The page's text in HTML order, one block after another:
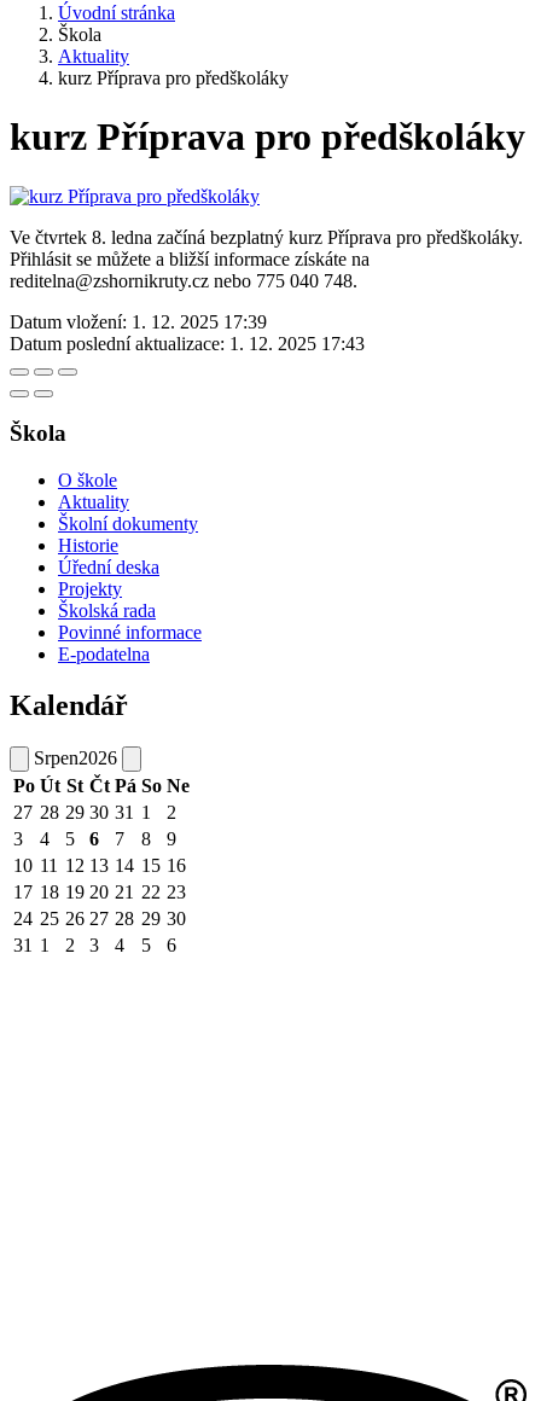
Úvodní stránka
Škola
Aktuality
kurz Příprava pro předškoláky
kurz Příprava pro předškoláky
Ve čtvrtek 8. ledna začíná bezplatný kurz Příprava pro předškoláky.
Přihlásit se můžete a bližší informace získáte na
reditelna@zshornikruty.cz nebo 775 040 748.
Datum vložení: 1. 12. 2025 17:39
Datum poslední aktualizace: 1. 12. 2025 17:43
Škola
O škole
Aktuality
Školní dokumenty
Historie
Úřední deska
Projekty
Školská rada
Povinné informace
E-podatelna
Kalendář
Srpen2026
Po Út St Čt Pá So Ne
27 28 29 30 31 1
2
3
4 5 6 7 8
9
10 11 12 13 14 15 16
17 18 19 20 21 22 23
24 25 26 27 28 29 30
31 1 2 3 4 5 6